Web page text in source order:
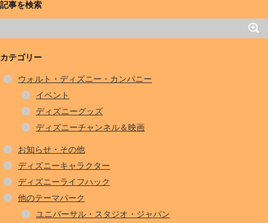
記事を検索
カテゴリー
ウォルト・ディズニー・カンパニー
イベント
ディズニーグッズ
ディズニーチャンネル＆映画
お知らせ・その他
ディズニーキャラクター
ディズニーライフハック
他のテーマパーク
ユニバーサル・スタジオ・ジャパン